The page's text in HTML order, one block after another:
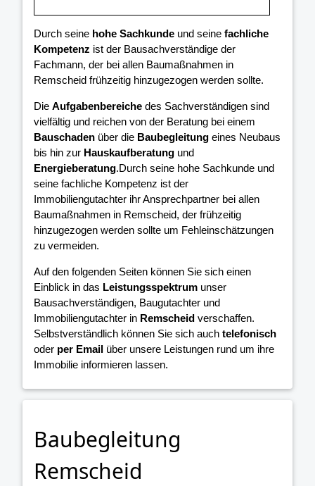
Durch seine hohe Sachkunde und seine fachliche
Kompetenz ist der Bausachverständige der
Fachmann, der bei allen Baumaßnahmen in
Remscheid frühzeitig hinzugezogen werden sollte.
Die Aufgabenbereiche des Sachverständigen sind
vielfältig und reichen von der Beratung bei einem
Bauschaden über die Baubegleitung eines Neubaus
bis hin zur Hauskaufberatung und
Energieberatung.Durch seine hohe Sachkunde und
seine fachliche Kompetenz ist der
Immobiliengutachter ihr Ansprechpartner bei allen
Baumaßnahmen in Remscheid, der frühzeitig
hinzugezogen werden sollte um Fehleinschätzungen
zu vermeiden.
Auf den folgenden Seiten können Sie sich einen
Einblick in das Leistungsspektrum unser
Bausachverständigen, Baugutachter und
Immobiliengutachter in Remscheid verschaffen.
Selbstverständlich können Sie sich auch telefonisch
oder per Email über unsere Leistungen rund um ihre
Immobilie informieren lassen.
Baubegleitung
Remscheid